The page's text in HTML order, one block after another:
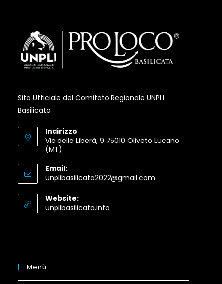
Sito Ufficiale del Comitato Regionale UNPLI
Basilicata
Indirizzo
Via della Liberà, 9 75010 Oliveto Lucano
(MT)
Email:
unplibasilicata2022@gmail.comOpens
Website:
unplibasilicata.infoOpens
Menù